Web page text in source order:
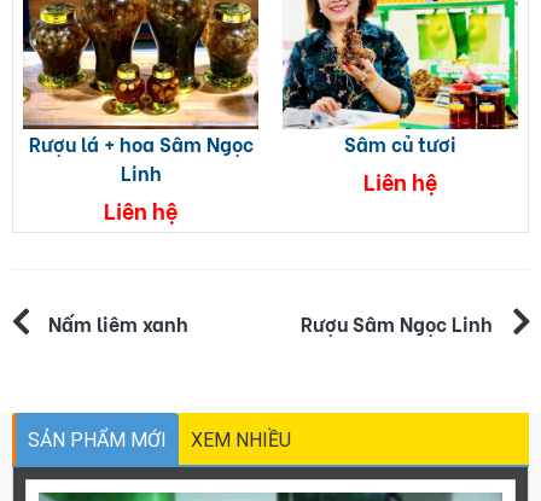
Rượu lá + hoa Sâm Ngọc
Linh
Liên hệ
Sâm củ tươi
Liên hệ
Điều
bài
Nấm liêm xanh Rượu Sâm Ngọc Linh
SẢN PHẨM MỚI XEM NHIỀU